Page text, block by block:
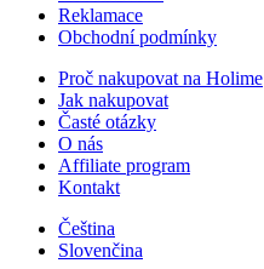
Reklamace
Obchodní podmínky
Proč nakupovat na Holime
Jak nakupovat
Časté otázky
O nás
Affiliate program
Kontakt
Čeština
Slovenčina